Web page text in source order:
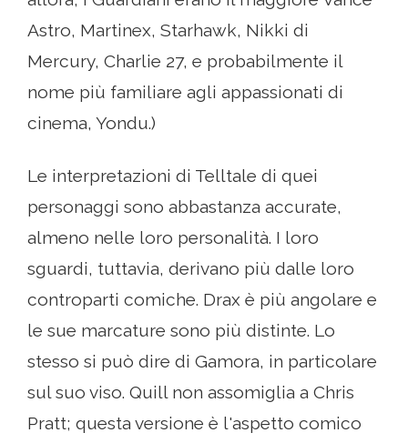
Astro, Martinex, Starhawk, Nikki di
Mercury, Charlie 27, e probabilmente il
nome più familiare agli appassionati di
cinema, Yondu.)
Le interpretazioni di Telltale di quei
personaggi sono abbastanza accurate,
almeno nelle loro personalità. I loro
sguardi, tuttavia, derivano più dalle loro
controparti comiche. Drax è più angolare e
le sue marcature sono più distinte. Lo
stesso si può dire di Gamora, in particolare
sul suo viso. Quill non assomiglia a Chris
Pratt; questa versione è l'aspetto comico